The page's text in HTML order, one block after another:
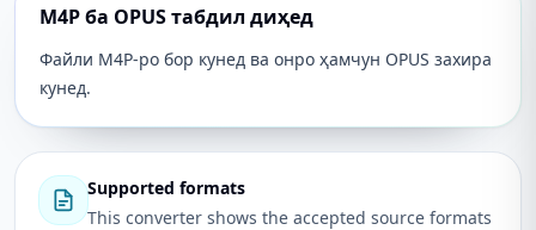
M4P ба OPUS табдил диҳед
Файли M4P-ро бор кунед ва онро ҳамчун OPUS захира
кунед.
Supported formats
This converter shows the accepted source formats